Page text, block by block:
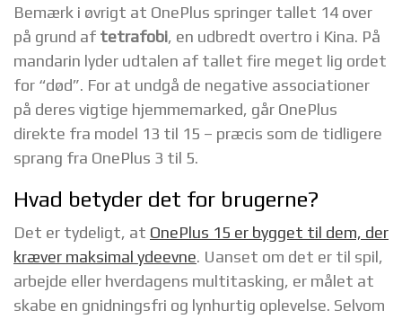
Bemærk i øvrigt at OnePlus springer tallet 14 over
på grund af tetrafobi, en udbredt overtro i Kina. På
mandarin lyder udtalen af tallet fire meget lig ordet
for “død”. For at undgå de negative associationer
på deres vigtige hjemmemarked, går OnePlus
direkte fra model 13 til 15 – præcis som de tidligere
sprang fra OnePlus 3 til 5.
Hvad betyder det for brugerne?
Det er tydeligt, at OnePlus 15 er bygget til dem, der
kræver maksimal ydeevne. Uanset om det er til spil,
arbejde eller hverdagens multitasking, er målet at
skabe en gnidningsfri og lynhurtig oplevelse. Selvom